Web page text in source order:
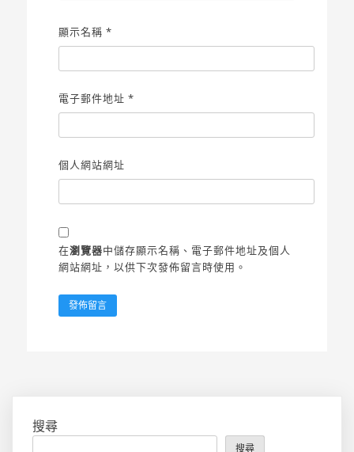
顯示名稱*
電子郵件地址*
個人網站網址
在瀏覽器中儲存顯示名稱、電子郵件地址及個人
網站網址，以供下次發佈留言時使用。
搜尋
搜尋